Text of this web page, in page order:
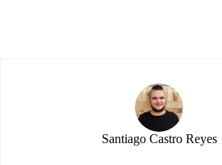
Santiago Castro Reyes